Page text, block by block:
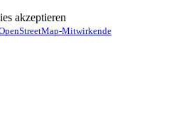
akzeptieren
Mitwirkende